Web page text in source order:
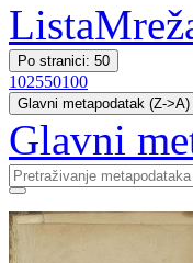
Lista
Po stranici: 50
102550100
Glavni metapodatak (Z->A)
Glavni